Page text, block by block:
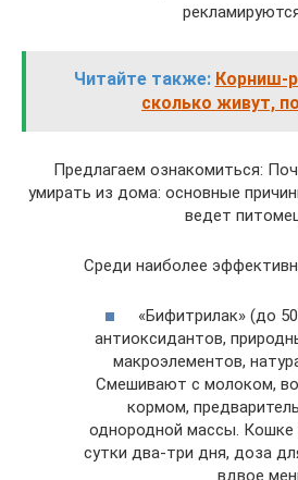
Читайте также: Корниш-
сколько живут,
Предлагаем ознакомиться:
умирать из дома: основные
ведет
Среди наиболее
«Бифитрилак» (до
антиоксидантов,
макроэлементов,
Смешивают с молоком,
кормом,
однородной массы. Кошке
сутки два-три дня, доза
вдвое